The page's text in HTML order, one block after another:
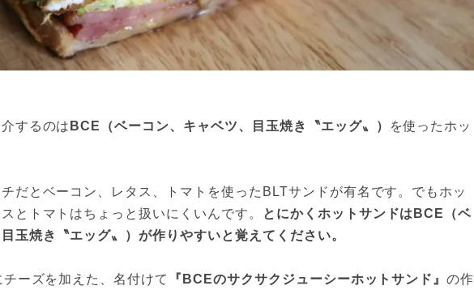
するのは BCE（ベーコン、キャベツ、目玉焼き〝エッグ〟）
を使ったホッ
だとベーコン、レタス、トマトを使ったBLTサンドが有名です。でもホッ
とトマトはちょっと扱いにくいんです。
とにかくホットサンドはBCE（ベ
玉焼き〝エッグ〟）が作りやすいと覚えてください。
ーズを加えた、名付けて 『BCEのサクサクジューシーホットサンド』の作